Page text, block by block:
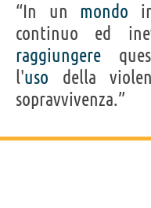
Frasi, citazioni
“Devi cominciare
“In un mondo
continuo ed
raggiungere
l'uso della
sopravvivenza.”